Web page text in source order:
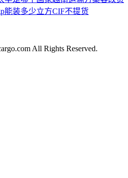
能装多少立方CIF不提货
All Rights Reserved.